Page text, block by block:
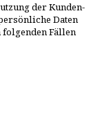
der Kunden-
Daten
Fällen